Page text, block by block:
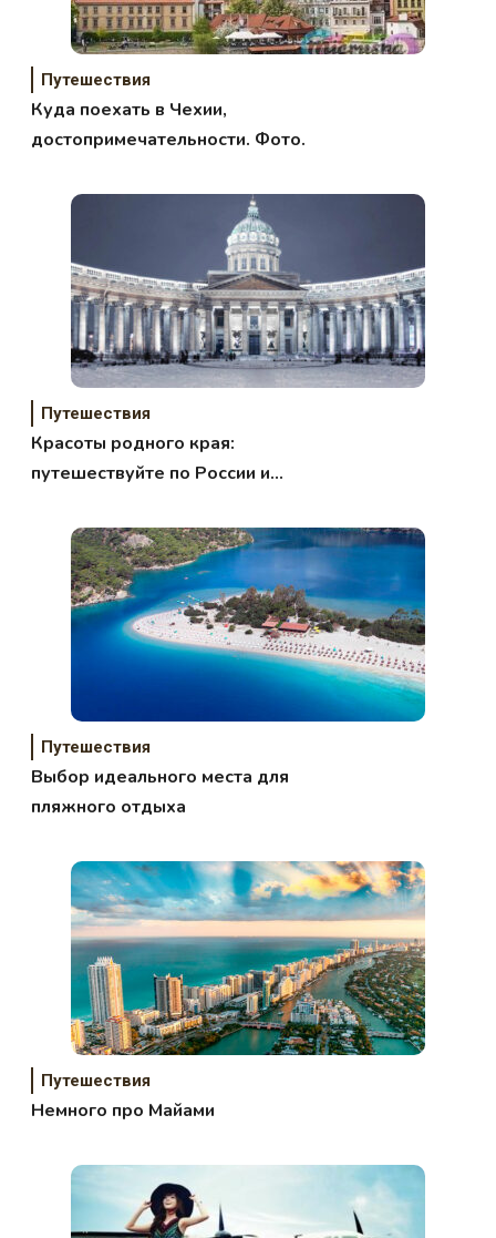
Путешествия
Куда поехать в Чехии,
достопримечательности. Фото.
Путешествия
Красоты родного края:
путешествуйте по России и
Путешествия
Выбор идеального места для
пляжного отдыха
Путешествия
Немного про Майами